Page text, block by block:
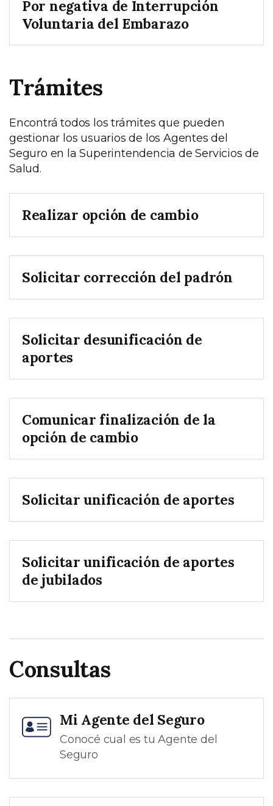
Por negativa de Interrupción
Voluntaria del Embarazo
Trámites
Encontrá todos los trámites que pueden
gestionar los usuarios de los Agentes del
Seguro en la Superintendencia de Servicios de
Salud.
Realizar opción de cambio
Solicitar corrección del padrón
Solicitar desunificación de
aportes
Comunicar finalización de la
opción de cambio
Solicitar unificación de aportes
Solicitar unificación de aportes
de jubilados
Consultas
Mi Agente del Seguro
Conocé cual es tu Agente del
Seguro